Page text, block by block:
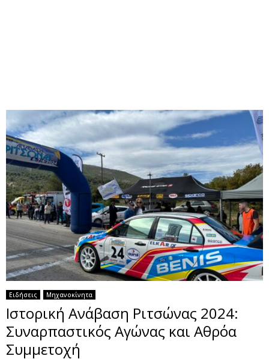
U
Ειδήσεις Μηχανοκίνητα
Ιστορική Ανάβαση Ριτσώνας 2024:
Συναρπαστικός Αγώνας και Αθρόα
Συμμετοχή